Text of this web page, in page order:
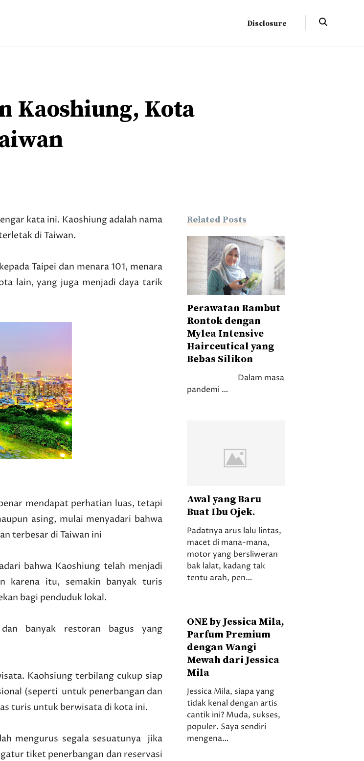
Disclosure
Kaoshiung, Kota
kata ini. Kaoshiung adalah nama
di Taiwan.
Taipei dan menara 101, menara
lain, yang juga menjadi daya tarik
mendapat perhatian luas, tetapi
asing, mulai menyadari bahwa
terbesar di Taiwan ini
bahwa Kaoshiung telah menjadi
karena itu, semakin banyak turis
bagi penduduk lokal.
banyak restoran bagus yang
Kaohsiung terbilang cukup siap
(seperti untuk penerbangan dan
turis untuk berwisata di kota ini.
mengurus segala sesuatunya jika
tiket penerbangan dan reservasi
Related Posts
Perawatan Rambut
Rontok dengan
Mylea Intensive
Hairceutical yang
Bebas Silikon
Dalam masa
pandemi …
Awal yang Baru
Buat Ibu Ojek.
Padatnya arus lalu lintas,
macet di mana-mana,
motor yang bersliweran
bak lalat, kadang tak
tentu arah, pen…
ONE by Jessica Mila,
Parfum Premium
dengan Wangi
Mewah dari Jessica
Mila
Jessica Mila, siapa yang
tidak kenal dengan artis
cantik ini? Muda, sukses,
populer. Saya sendiri
mengena…